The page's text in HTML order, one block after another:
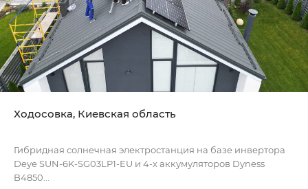
Ходосовка, Киевская область
Гибридная солнечная электростанция на базе инвертора
Deye SUN-6K-SG03LP1-EU и 4-х аккумуляторов Dyness
B4850...